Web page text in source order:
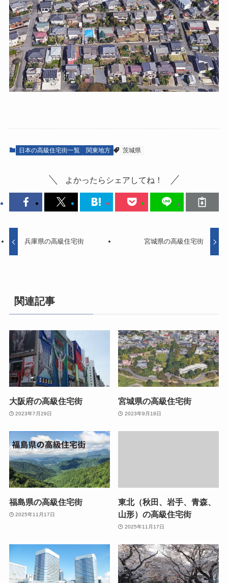
日本の高級住宅街一覧 関東地方 茨城県
よかったらシェアしてね！
兵庫県の高級住宅街 宮城県の高級住宅街
関連記事
大阪府の高級住宅街
2023年7月29日
宮城県の高級住宅街
2023年9月18日
福島県の高級住宅街
2025年11月17日
東北（秋田、岩手、青森、
山形）の高級住宅街
2025年11月17日